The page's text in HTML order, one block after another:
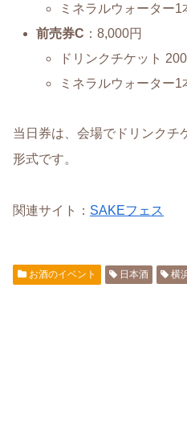
ミネラルウォーター
前売券C ：8,000円
ドリンクチケット
ミネラルウォーター
当日券は、会場でドリンクチ
形式です。
関連サイト： SAKEフェス
お酒のイベント 日本酒 横